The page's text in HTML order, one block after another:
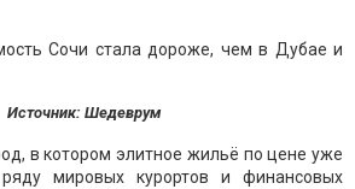
Источник: Шедеврум
в котором элитное жильё по цене уже
мировых курортов и финансовых